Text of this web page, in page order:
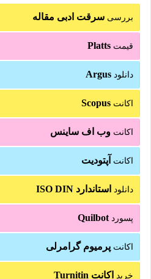
بررسی سرقت ادبی مقاله
قیمت Platts
دانلود Argus
اکانت Scopus
اکانت وب اف ساینس
اکانت آپتودیت
دانلود استاندارد ISO DIN
پسوردQuilbot
اکانت پرمیوم گرامرلی
خرید اکانت Turnitin